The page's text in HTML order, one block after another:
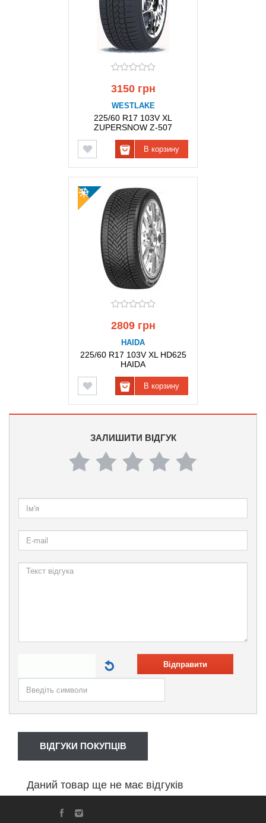
3150 грн
WESTLAKE
225/60 R17 103V XL
ZUPERSNOW Z-507
В корзину
2809 грн
HAIDA
225/60 R17 103V XL HD625
HAIDA
В корзину
ЗАЛИШИТИ ВІДГУК
Відправити
ВІДГУКИ ПОКУПЦІВ
Даний товар ще не має відгуків